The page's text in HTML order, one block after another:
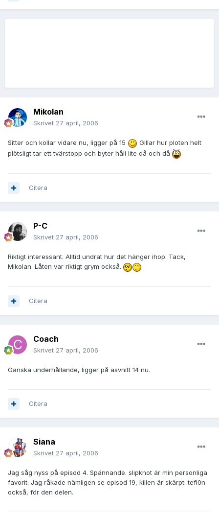
Mikolan
Skrivet 27 april, 2006
Sitter och kollar vidare nu, ligger på 15
Gillar hur ploten helt
plötsligt tar ett tvärstopp och byter håll lite då och då
Citera
P-C
Skrivet 27 april, 2006
Riktigt interessant. Alltid undrat hur det hänger ihop. Tack,
Mikolan. Låten var riktigt grym också.
Citera
Coach
Skrivet 27 april, 2006
Ganska underhållande, ligger på asvnitt 14 nu.
Citera
Siana
Skrivet 27 april, 2006
Jag såg nyss på episod 4. Spännande. slipknot är min personliga
favorit. Jag råkade nämligen se episod 19, killen är skärpt. tefl0n
också, för den delen.